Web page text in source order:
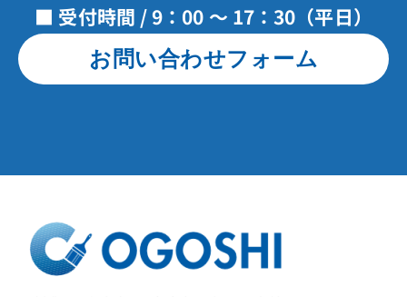
■ 受付時間 / 9：00 ～ 17：30（平日）
お問い合わせフォーム